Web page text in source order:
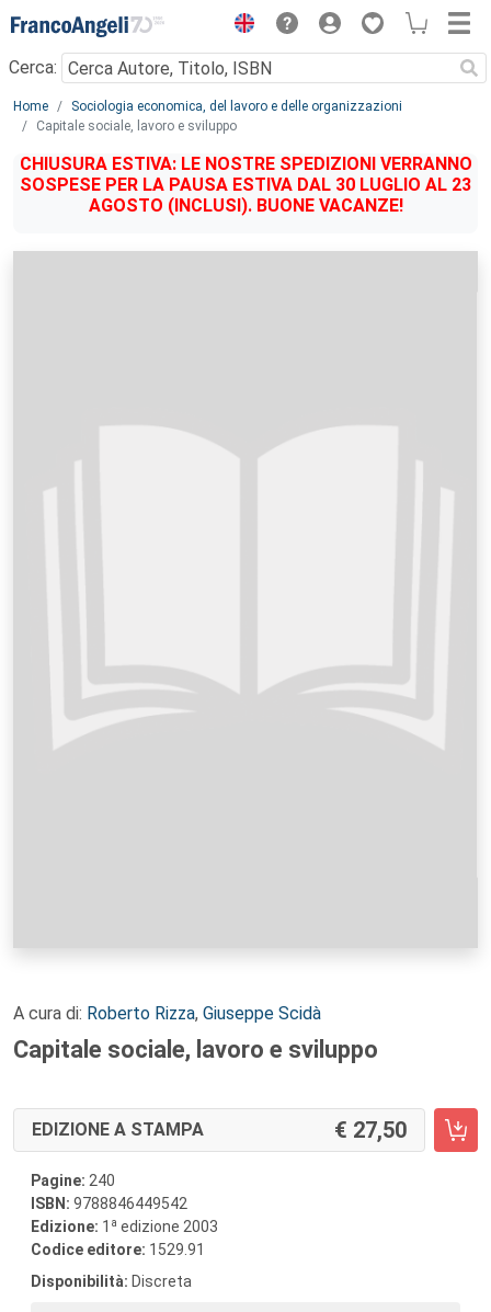
Menu
Cerca:
Main content
Home
Sociologia economica, del lavoro e delle organizzazioni
Capitale sociale, lavoro e sviluppo
CHIUSURA ESTIVA: LE NOSTRE SPEDIZIONI VERRANNO
SOSPESE PER LA PAUSA ESTIVA DAL 30 LUGLIO AL 23
AGOSTO (INCLUSI). BUONE VACANZE!
A cura di: Roberto Rizza, Giuseppe Scidà
Capitale sociale, lavoro e sviluppo
EDIZIONE A STAMPA 27,50
Pagine: 240
ISBN: 9788846449542
Edizione: 1 a edizione 2003
Codice editore: 1529.91
Disponibilità: Discreta